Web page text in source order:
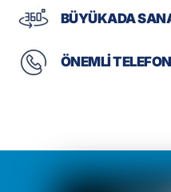
BÜYÜKADA
ÖNEMLİ